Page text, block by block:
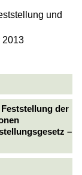
und
2013
der
–